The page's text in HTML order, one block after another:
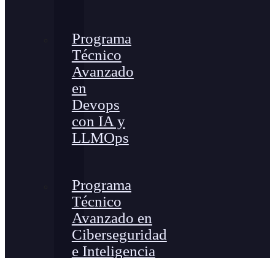
Programa
Técnico
Avanzado
en
Devops
con IA y
LLMOps
Programa
Técnico
Avanzado en
Ciberseguridad
e Inteligencia